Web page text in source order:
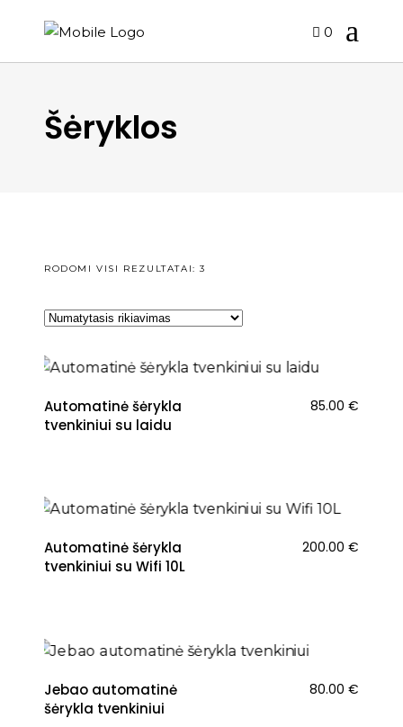
0
Šėryklos
RODOMI VISI REZULTATAI: 3
Automatinė šėrykla
tvenkiniui su laidu
85.00 €
Automatinė šėrykla
tvenkiniui su Wifi 10L
200.00 €
Jebao automatinė
šėrykla tvenkiniui
80.00 €